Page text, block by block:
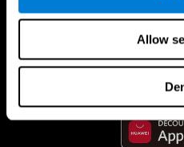
Allow